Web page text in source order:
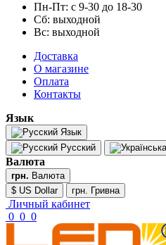
Пн-Пт: с 9-30 до 18-30
Сб: выходной
Вс: выходной
Доставка
О магазине
Оплата
Контакты
Язык
Язык
Русский
Валюта
грн. Валюта
$ US Dollar
грн. Гривна
Личный кабинет
0 0 0